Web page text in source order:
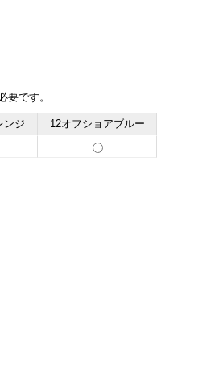
ンジ 12オフショアブルー